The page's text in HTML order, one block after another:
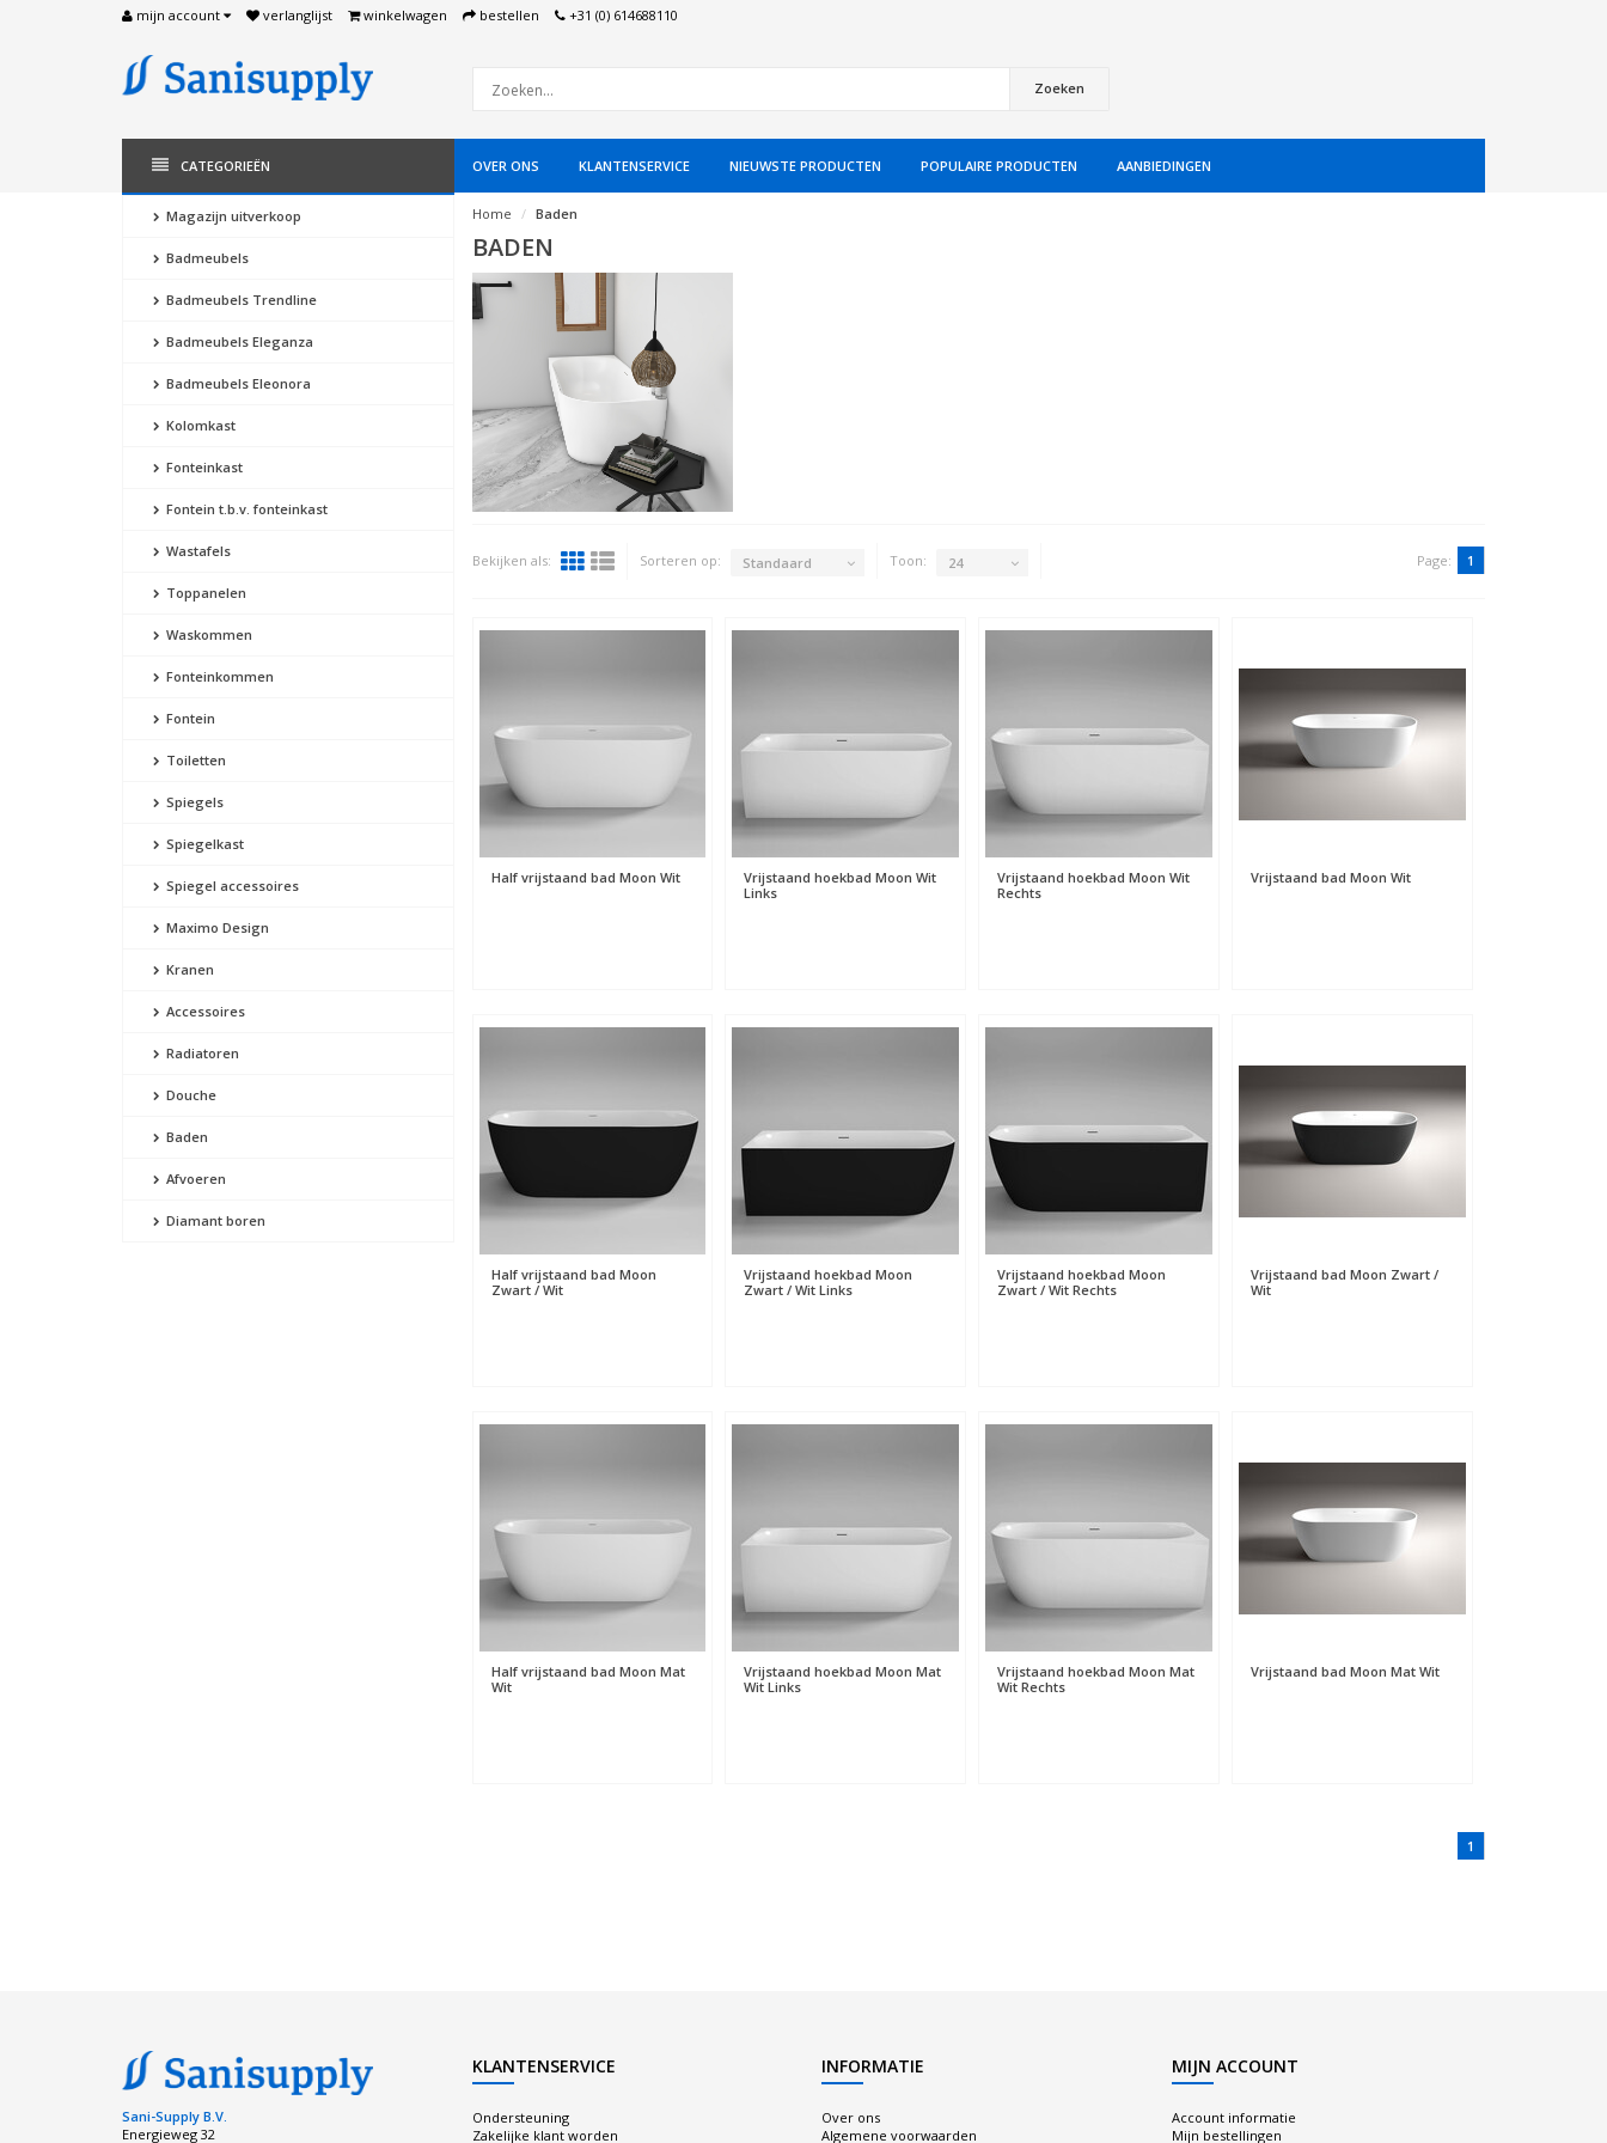
mijn account verlanglijst winkelwagen bestellen +31 (0) 614688110
Zoeken
CATEGORIEËN OVER ONS KLANTENSERVICE NIEUWSTE PRODUCTEN POPULAIRE PRODUCTEN AANBIEDINGEN
Magazijn uitverkoop
Badmeubels
Badmeubels Trendline
Badmeubels Eleganza
Badmeubels Eleonora
Kolomkast
Fonteinkast
Fontein t.b.v. fonteinkast
Wastafels
Toppanelen
Waskommen
Fonteinkommen
Fontein
Toiletten
Spiegels
Spiegelkast
Spiegel accessoires
Maximo Design
Kranen
Accessoires
Radiatoren
Douche
Baden
Afvoeren
Diamant boren
Home Baden
BADEN
Bekijken als: Sorteren op: Standaard Toon: 24 Page: 1
Half vrijstaand bad Moon Wit
Vrijstaand hoekbad Moon Wit
Links
Vrijstaand hoekbad Moon Wit
Rechts
Vrijstaand bad Moon Wit
Half vrijstaand bad Moon
Zwart / Wit
Vrijstaand hoekbad Moon
Zwart / Wit Links
Vrijstaand hoekbad Moon
Zwart / Wit Rechts
Vrijstaand bad Moon Zwart /
Wit
Half vrijstaand bad Moon Mat
Wit
Vrijstaand hoekbad Moon Mat
Wit Links
Vrijstaand hoekbad Moon Mat
Wit Rechts
Vrijstaand bad Moon Mat Wit
1
Sani-Supply B.V.
Energieweg 32
KLANTENSERVICE
Ondersteuning
Zakelijke klant worden
INFORMATIE
Over ons
Algemene voorwaarden
MIJN ACCOUNT
Account informatie
Mijn bestellingen